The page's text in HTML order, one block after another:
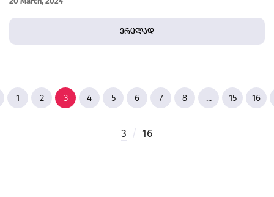
ᲬᲔᲕᲠᲝᲑᲐᲐ
ვრცლად
1 2 3 4 5 6 7 8 ... 15 16
3 / 16